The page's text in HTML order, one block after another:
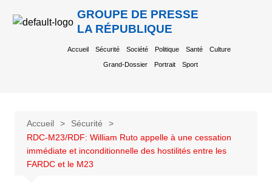
GROUPE DE PRESSE
LA RÉPUBLIQUE
Accueil Sécurité Société Politique Santé Culture
Grand-Dossier Portrait Sport
Accueil
Sécurité
RDC-M23/RDF: William Ruto appelle à une cessation
immédiate et inconditionnelle des hostilités entre les
FARDC et le M23